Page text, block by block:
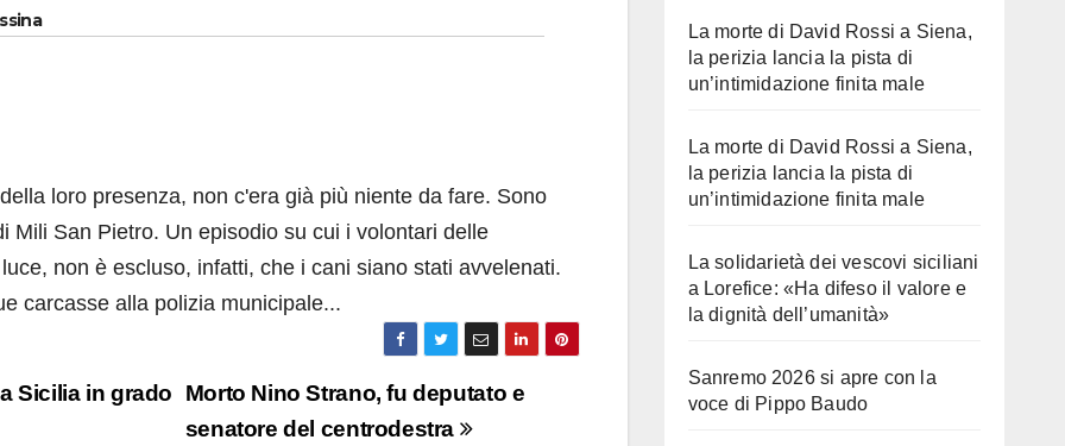
loro presenza, non c'era già più niente da fare. Sono
Mili San Pietro. Un episodio su cui i volontari delle
non è escluso, infatti, che i cani siano stati avvelenati.
carcasse alla polizia municipale...
Morto Nino Strano, fu deputato e
senatore del centrodestra
Sicilia in grado
La morte di David Rossi a Siena,
la perizia lancia la pista di
un’intimidazione finita male
La morte di David Rossi a Siena,
la perizia lancia la pista di
un’intimidazione finita male
La solidarietà dei vescovi siciliani
a Lorefice: «Ha difeso il valore e
la dignità dell’umanità»
Sanremo 2026 si apre con la
voce di Pippo Baudo